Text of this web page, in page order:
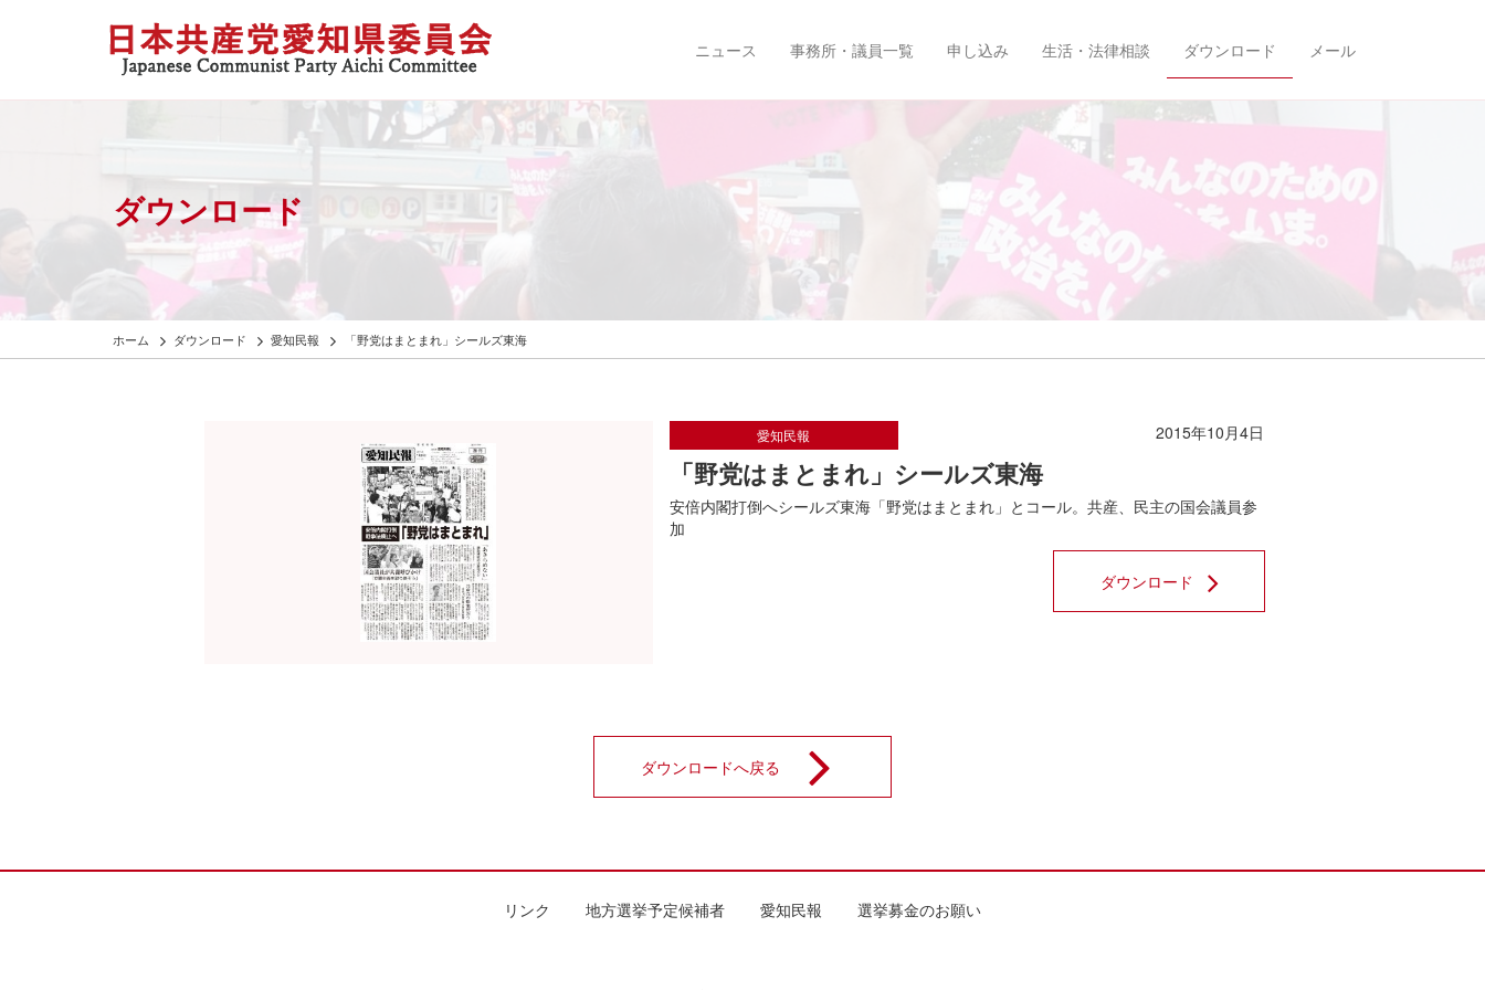
ニュース 事務所・議員一覧 申し込み 生活・法律相談 ダウンロード メール
ダウンロード
ホーム ダウンロード 愛知民報 「野党はまとまれ」シールズ東海
愛知民報 2015年10月4日
「野党はまとまれ」シールズ東海
安倍内閣打倒へシールズ東海「野党はまとまれ」とコール。共産、民主の国会議員参
加
ダウンロード
ダウンロードへ戻る
リンク 地方選挙予定候補者 愛知民報 選挙募金のお願い